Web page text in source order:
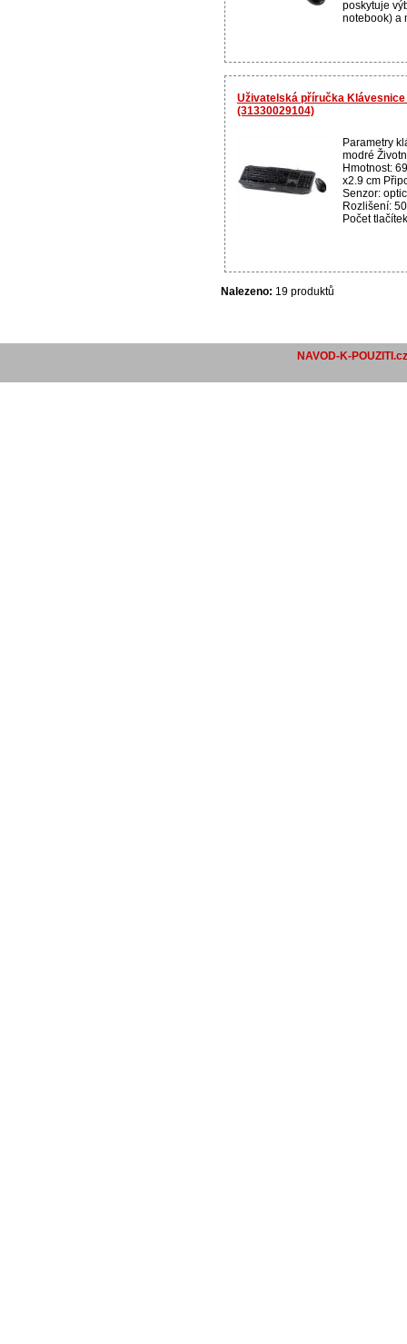
poskytuje
notebook) a
Uživatelská příručka Klávesnice
(31330029104)
Parametry
modré
Hmotnost:
x2.9 cm
Senzor:
Rozlišení:
Počet
Nalezeno: 19 produktů
NAVOD-K-POUZITI.cz